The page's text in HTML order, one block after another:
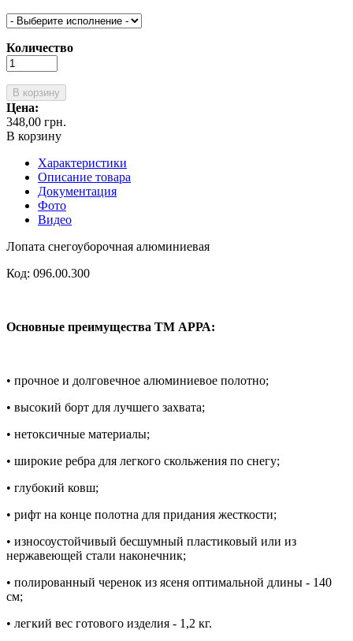
Количество
В корзину
Цена:
348,00 грн.
В корзину
Характеристики
Описание товара
Документация
Фото
Видео
Лопата снегоуборочная алюминиевая
Код: 096.00.300
Основные преимущества ТМ АРРА:
• прочное и долговечное алюминиевое полотно;
• высокий борт для лучшего захвата;
• нетоксичные материалы;
• широкие ребра для легкого скольжения по снегу;
• глубокий ковш;
• рифт на конце полотна для придания жесткости;
• износоустойчивый бесшумный пластиковый или из
нержавеющей стали наконечник;
• полированный черенок из ясеня оптимальной длины - 140
см;
• легкий вес готового изделия - 1,2 кг.